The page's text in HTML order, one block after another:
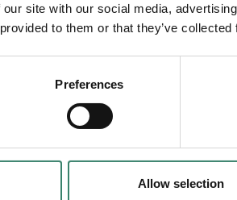
site with our social media,
to them or that they’ve
Preferences
Allow selection
Tillbaka till